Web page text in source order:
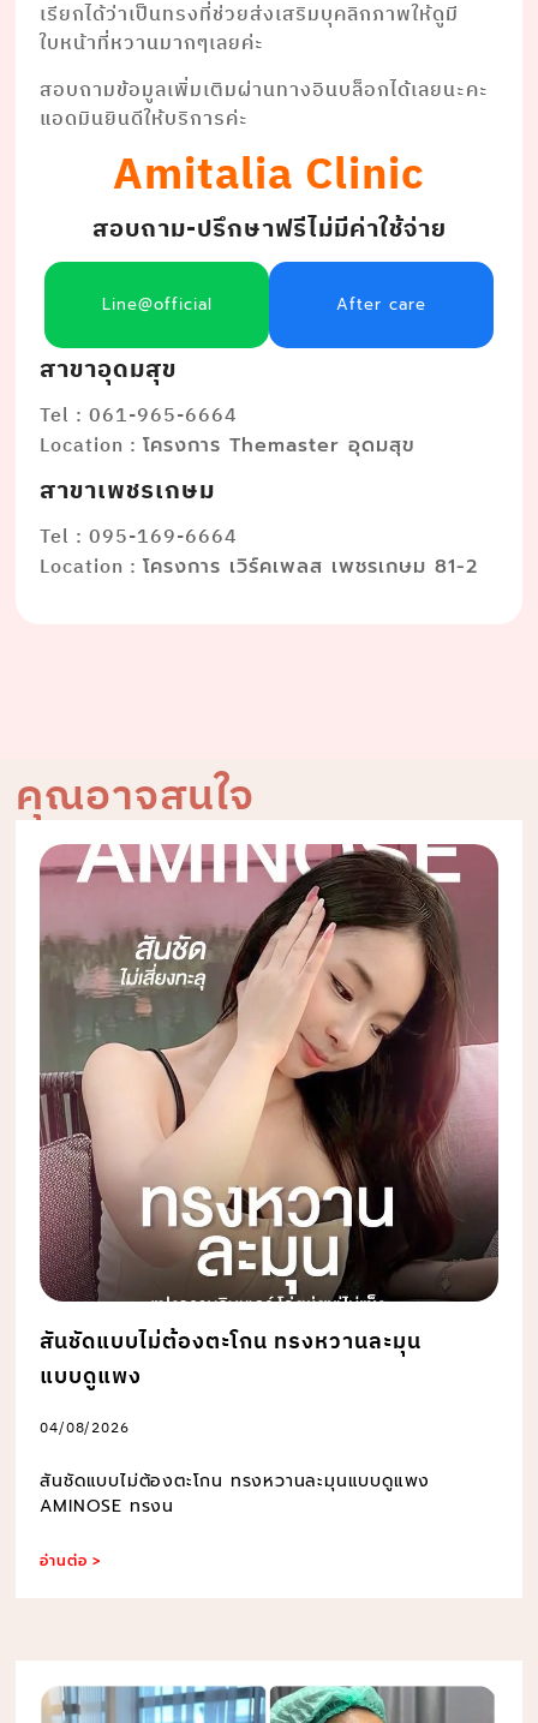
เรียกได้ว่าเป็นทรงที่ช่วยส่งเสริมบุคลิกภาพให้ดูมี
ใบหน้าที่หวานมากๆเลยค่ะ
สอบถามข้อมูลเพิ่มเติมผ่านทางอินบล็อกได้เลยนะคะ
แอดมินยินดีให้บริการค่ะ
Amitalia Clinic
สอบถาม-ปรึกษาฟรีไม่มีค่าใช้จ่าย
Line@official After care
สาขาอุดมสุข
Tel : 061-965-6664
Location :โครงการ Themaster อุดมสุข
สาขาเพชรเกษม
Tel : 095-169-6664
Location :โครงการ เวิร์คเพลส เพชรเกษม 81-2
คุณอาจสนใจ
สันชัดแบบไม่ต้องตะโกน ทรงหวานละมุน
แบบดูแพง
04/08/2026
สันชัดแบบไม่ต้องตะโกน ทรงหวานละมุนแบบดูแพง
AMINOSE ทรงน
อ่านต่อ >